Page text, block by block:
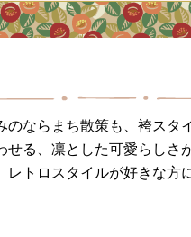
のならまち散策も、袴スタ
せる、凛とした可愛らしさ
レトロスタイルが好きな方